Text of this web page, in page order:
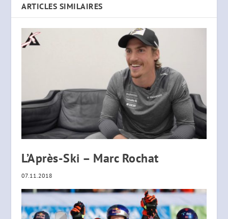
ARTICLES SIMILAIRES
L’Après-Ski – Marc Rochat
07.11.2018